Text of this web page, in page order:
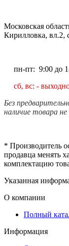
Московская
Кирилловка, вл.2,
пн-пт: 9:00 до
сб, вс: -
Без
наличие товара
* Производитель
продавца менять
комплектацию
Указанная
О компании
Полный
Информация